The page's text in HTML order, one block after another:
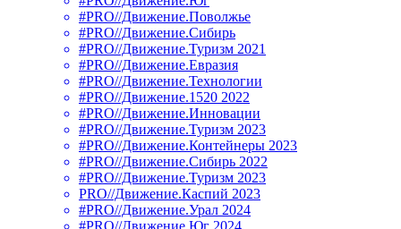
#PRO//Движение.Поволжье
#PRO//Движение.Сибирь
#PRO//Движение.Туризм 2021
#PRO//Движение.Евразия
#PRO//Движение.Технологии
#PRO//Движение.1520 2022
#PRO//Движение.Инновации
#PRO//Движение.Туризм 2023
#PRO//Движение.Контейнеры 2023
#PRO//Движение.Сибирь 2022
#PRO//Движение.Туризм 2023
PRO//Движение.Каспий 2023
#PRO//Движение.Урал 2024
#PRO//Движение.Юг 2024